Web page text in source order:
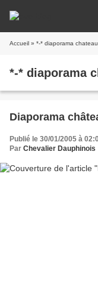
Accueil » *-* diaporama chateau
*-* diaporama
Diaporama
Publié le 30/01/2005 à
Par Chevalier Dauphinois